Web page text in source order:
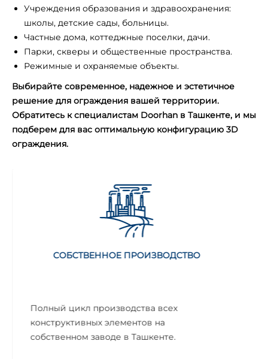
Учреждения образования и здравоохранения:
школы, детские сады, больницы.
Частные дома, коттеджные поселки, дачи.
Парки, скверы и общественные пространства.
Режимные и охраняемые объекты.
Выбирайте современное, надежное и эстетичное
решение для ограждения вашей территории.
Обратитесь к специалистам Doorhan в Ташкенте, и мы
подберем для вас оптимальную конфигурацию 3D
ограждения.
СОБСТВЕННОЕ ПРОИЗВОДСТВО
Полный цикл производства всех
конструктивных элементов на
собственном заводе в Ташкенте.